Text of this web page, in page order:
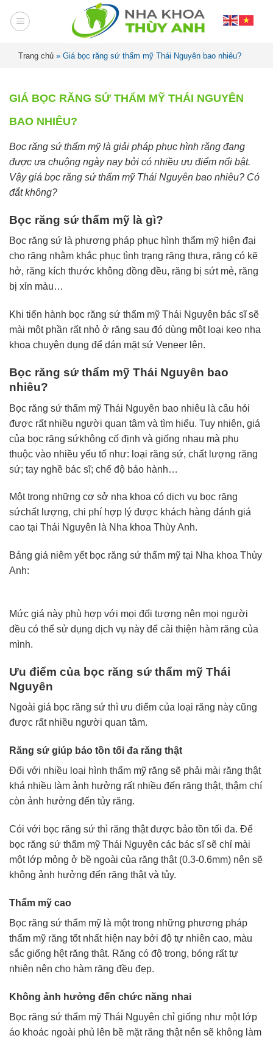
Trang chủ » Giá bọc răng sứ thẩm mỹ Thái Nguyên bao nhiêu?
GIÁ BỌC RĂNG SỨ THẨM MỸ THÁI NGUYÊN
BAO NHIÊU?
Bọc răng sứ thẩm mỹ là giải pháp phục hình răng đang
được ưa chuộng ngày nay bởi có nhiều ưu điểm nổi bật.
Vậy giá bọc răng sứ thẩm mỹ Thái Nguyên bao nhiêu? Có
đắt không?
Bọc răng sứ thẩm mỹ là gì?
Bọc răng sứ là phương pháp phục hình thẩm mỹ hiện đại
cho răng nhằm khắc phục tình trạng răng thưa, răng có kẽ
hở, răng kích thước không đồng đều, răng bị sứt mẻ, răng
bị xỉn màu…
Khi tiến hành bọc răng sứ thẩm mỹ Thái Nguyên bác sĩ sẽ
mài một phần rất nhỏ ở răng sau đó dùng một loại keo nha
khoa chuyên dụng để dán mặt sứ Veneer lên.
Bọc răng sứ thẩm mỹ Thái Nguyên bao
nhiêu?
Bọc răng sứ thẩm mỹ Thái Nguyên bao nhiêu là câu hỏi
được rất nhiều người quan tâm và tìm hiểu. Tuy nhiên, giá
của bọc răng sứkhông cố định và giống nhau mà phụ
thuộc vào nhiều yếu tố như: loại răng sứ, chất lượng răng
sứ; tay nghề bác sĩ; chế độ bảo hành…
Một trong những cơ sở nha khoa có dịch vụ bọc răng
sứchất lượng, chi phí hợp lý được khách hàng đánh giá
cao tại Thái Nguyên là Nha khoa Thùy Anh.
Bảng giá niêm yết bọc răng sứ thẩm mỹ tại Nha khoa Thùy
Anh:
Mức giá này phù hợp với mọi đối tượng nên mọi người
đều có thể sử dụng dịch vụ này để cải thiện hàm răng của
mình.
Ưu điểm của bọc răng sứ thẩm mỹ Thái
Nguyên
Ngoài giá bọc răng sứ thì ưu điểm của loại răng này cũng
được rất nhiều người quan tâm.
Răng sứ giúp bảo tồn tối đa răng thật
Đối với nhiều loại hình thẩm mỹ răng sẽ phải mài răng thật
khá nhiều làm ảnh hưởng rất nhiều đến răng thật, thậm chí
còn ảnh hưởng đến tủy răng.
Cói với bọc răng sứ thì răng thật được bảo tồn tối đa. Để
bọc răng sứ thẩm mỹ Thái Nguyên các bác sĩ sẽ chỉ mài
một lớp mỏng ở bề ngoài của răng thật (0.3-0.6mm) nên sẽ
không ảnh hưởng đến răng thật và tủy.
Thẩm mỹ cao
Bọc răng sứ thẩm mỹ là một trong những phương pháp
thẩm mỹ răng tốt nhất hiện nay bởi độ tự nhiên cao, màu
sắc giống hệt răng thật. Răng có độ trong, bóng rất tự
nhiên nên cho hàm răng đều đẹp.
Không ảnh hưởng đến chức năng nhai
Bọc răng sứ thẩm mỹ Thái Nguyên chỉ giống như một lớp
áo khoác ngoài phủ lên bề mặt răng thật nên sẽ không làm